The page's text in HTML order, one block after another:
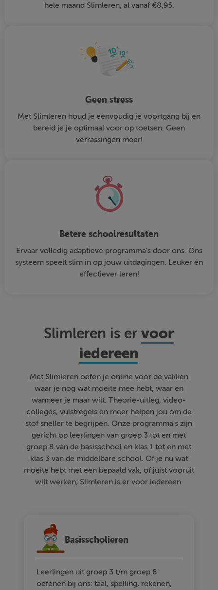
hele maand Slimleren, al vanaf €8,95.
Geen stress
Met Slimleren houd je eenvoudig je voortgang bij en
bereid je je optimaal voor op toetsen. Geen
verrassingen meer!
Betere schoolresultaten
Ervaar volledig adaptieve programma's door ons. Ons
systeem speelt slim in op jouw uitdagingen. Leuker én
effectiever leren!
Slimleren is ervoor
iedereen
Met Slimleren oefen je online voor de vakken
waar je nog wat moeite mee hebt, waar en
wanneer je maar wilt. Theorie-uitleg, video-
colleges, vuistregels en meer helpen jou om de
stof sneller te begrijpen. Onze programma's zijn
gericht op leerlingen van groep 3 tot en met
groep 8 van de basisschool en klas 1 tot en met
klas 3 van de middelbare school. Of je nu wat
moeite hebt met een bepaald vak, of juist vooruit
wilt werken; Slimleren is er voor iedereen.
Basisscholieren
Leerlingen uit groep 3 t/m groep 8
oefenen bij ons: taal, spelling, rekenen,